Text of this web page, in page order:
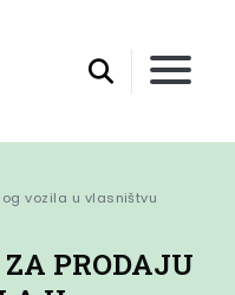
vozila u vlasništvu
PRODAJU